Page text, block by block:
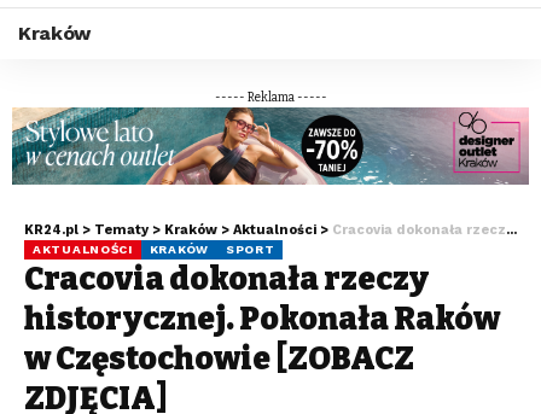
Kraków
----- Reklama -----
KR24.pl > Tematy > Kraków > Aktualności > Cracovia dokonała rzeczy historycznej. Pokonała Raków w Częstochowie [ZOBACZ ZDJĘCIA]
AKTUALNOŚCI KRAKÓW SPORT
Cracovia dokonała rzeczy
historycznej. Pokonała Raków
w Częstochowie [ZOBACZ
ZDJĘCIA]